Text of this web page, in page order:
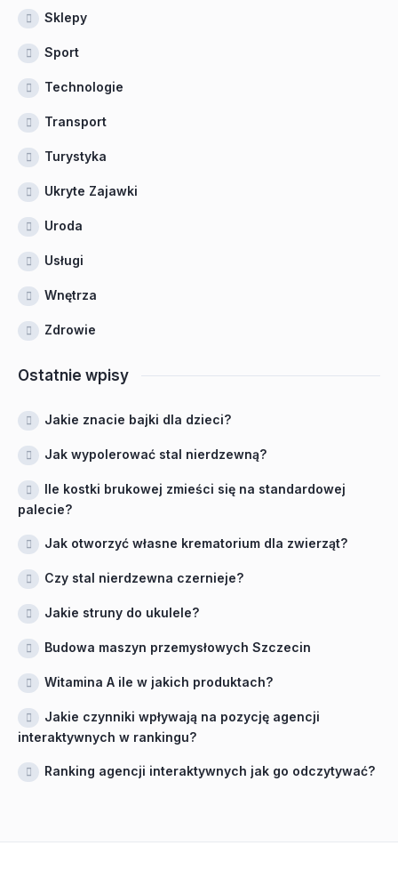
Sklepy
Sport
Technologie
Transport
Turystyka
Ukryte Zajawki
Uroda
Usługi
Wnętrza
Zdrowie
Ostatnie wpisy
Jakie znacie bajki dla dzieci?
Jak wypolerować stal nierdzewną?
Ile kostki brukowej zmieści się na standardowej
palecie?
Jak otworzyć własne krematorium dla zwierząt?
Czy stal nierdzewna czernieje?
Jakie struny do ukulele?
Budowa maszyn przemysłowych Szczecin
Witamina A ile w jakich produktach?
Jakie czynniki wpływają na pozycję agencji
interaktywnych w rankingu?
Ranking agencji interaktywnych jak go odczytywać?